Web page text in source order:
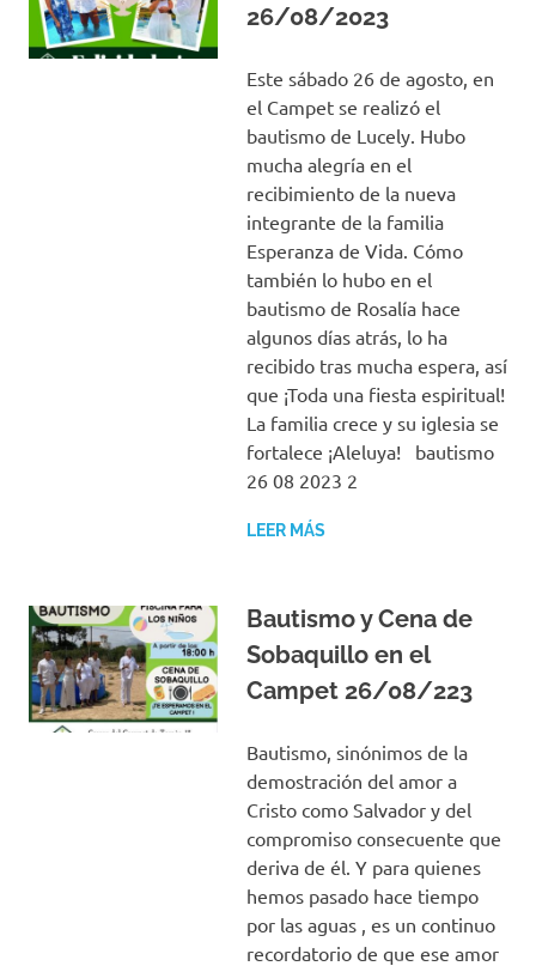
26/08/2023
Este sábado 26 de agosto, en
el Campet se realizó el
bautismo de Lucely. Hubo
mucha alegría en el
recibimiento de la nueva
integrante de la familia
Esperanza de Vida. Cómo
también lo hubo en el
bautismo de Rosalía hace
algunos días atrás, lo ha
recibido tras mucha espera, así
que ¡Toda una fiesta espiritual!
La familia crece y su iglesia se
fortalece ¡Aleluya! bautismo
26 08 2023 2
LEER MÁS
Bautismo y Cena de
Sobaquillo en el
Campet 26/08/223
Bautismo, sinónimos de la
demostración del amor a
Cristo como Salvador y del
compromiso consecuente que
deriva de él. Y para quienes
hemos pasado hace tiempo
por las aguas , es un continuo
recordatorio de que ese amor